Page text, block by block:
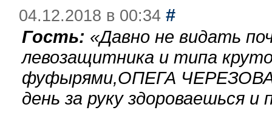
04.12.2018 в 00:34 #
Гость: «Давно не видать
левозащитника и типа
фуфырями,ОПЕГА
день за руку здороваешься